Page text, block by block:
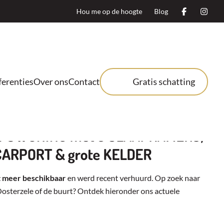
Hou me op de hoogte Blog
Over onsContact Gratis schatting
& grote KELDER
meer beschikbaaren werd recent verhuurd. Op zoek naar
of de buurt? Ontdek hieronder ons actuele